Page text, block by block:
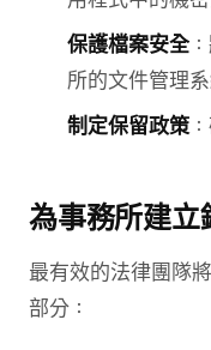
保護檔案安全
所的文件管理
制定保留政策
為事務所建立
最有效的法律團隊
部分：